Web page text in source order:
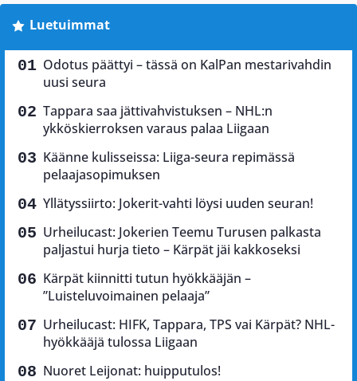
Luetuimmat
Odotus päättyi – tässä on KalPan mestarivahdin
uusi seura
Tappara saa jättivahvistuksen – NHL:n
ykköskierroksen varaus palaa Liigaan
Käänne kulisseissa: Liiga-seura repimässä
pelaajasopimuksen
Yllätyssiirto: Jokerit-vahti löysi uuden seuran!
Urheilucast: Jokerien Teemu Turusen palkasta
paljastui hurja tieto – Kärpät jäi kakkoseksi
Kärpät kiinnitti tutun hyökkääjän –
”Luisteluvoimainen pelaaja”
Urheilucast: HIFK, Tappara, TPS vai Kärpät? NHL-
hyökkääjä tulossa Liigaan
Nuoret Leijonat: huipputulos!